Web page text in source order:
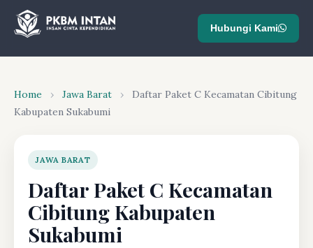
Hubungi Kami
Home › Jawa Barat ›
Daftar Paket C Kecamatan Cibitung
Kabupaten Sukabumi
JAWA BARAT
Daftar Paket C Kecamatan
Cibitung Kabupaten
Sukabumi